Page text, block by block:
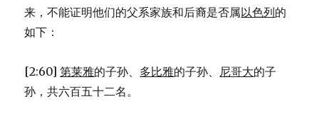
来，不能证明他们的父系家族和后裔是否属以色列的
如下：
[2:60]第莱雅的子孙、 多比雅的子孙、 尼哥大的子
孙，共六百五十二名。